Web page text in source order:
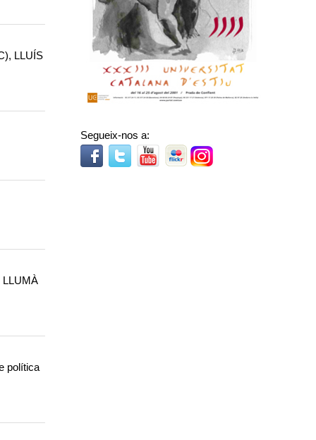
LLUÍS
LLUMÀ
política
Segueix-nos a: